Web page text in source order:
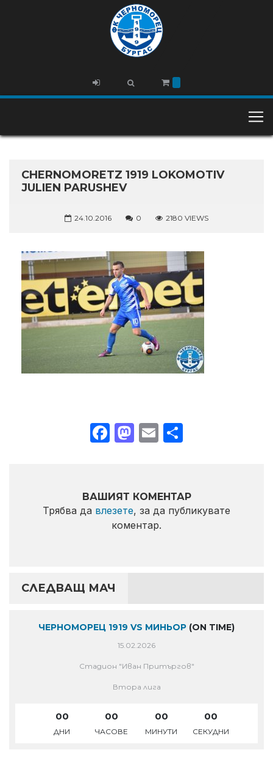
CHERNOMORETZ 1919 LOKOMOTIV
JULIEN PARUSHEV
24.10.2016 0 2180 VIEWS
Facebook
Mastodon
Email
ВАШИЯТ КОМЕНТАР
Трябва да влезете, за да публикувате
коментар.
СЛЕДВАЩ МАЧ
ЧЕРНОМОРЕЦ 1919 VS МИНЬОР (ON TIME)
15.02.2026
Стадион "Иван Притъргов"
Втора лига
00
ДНИ
00
ЧАСОВЕ
00
МИНУТИ
00
СЕКУДНИ